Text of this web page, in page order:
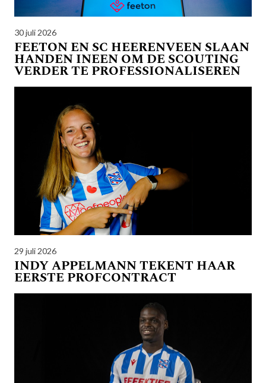
30 juli 2026
FEETON EN SC HEERENVEEN SLAAN
HANDEN INEEN OM DE SCOUTING
VERDER TE PROFESSIONALISEREN
29 juli 2026
INDY APPELMANN TEKENT HAAR
EERSTE PROFCONTRACT